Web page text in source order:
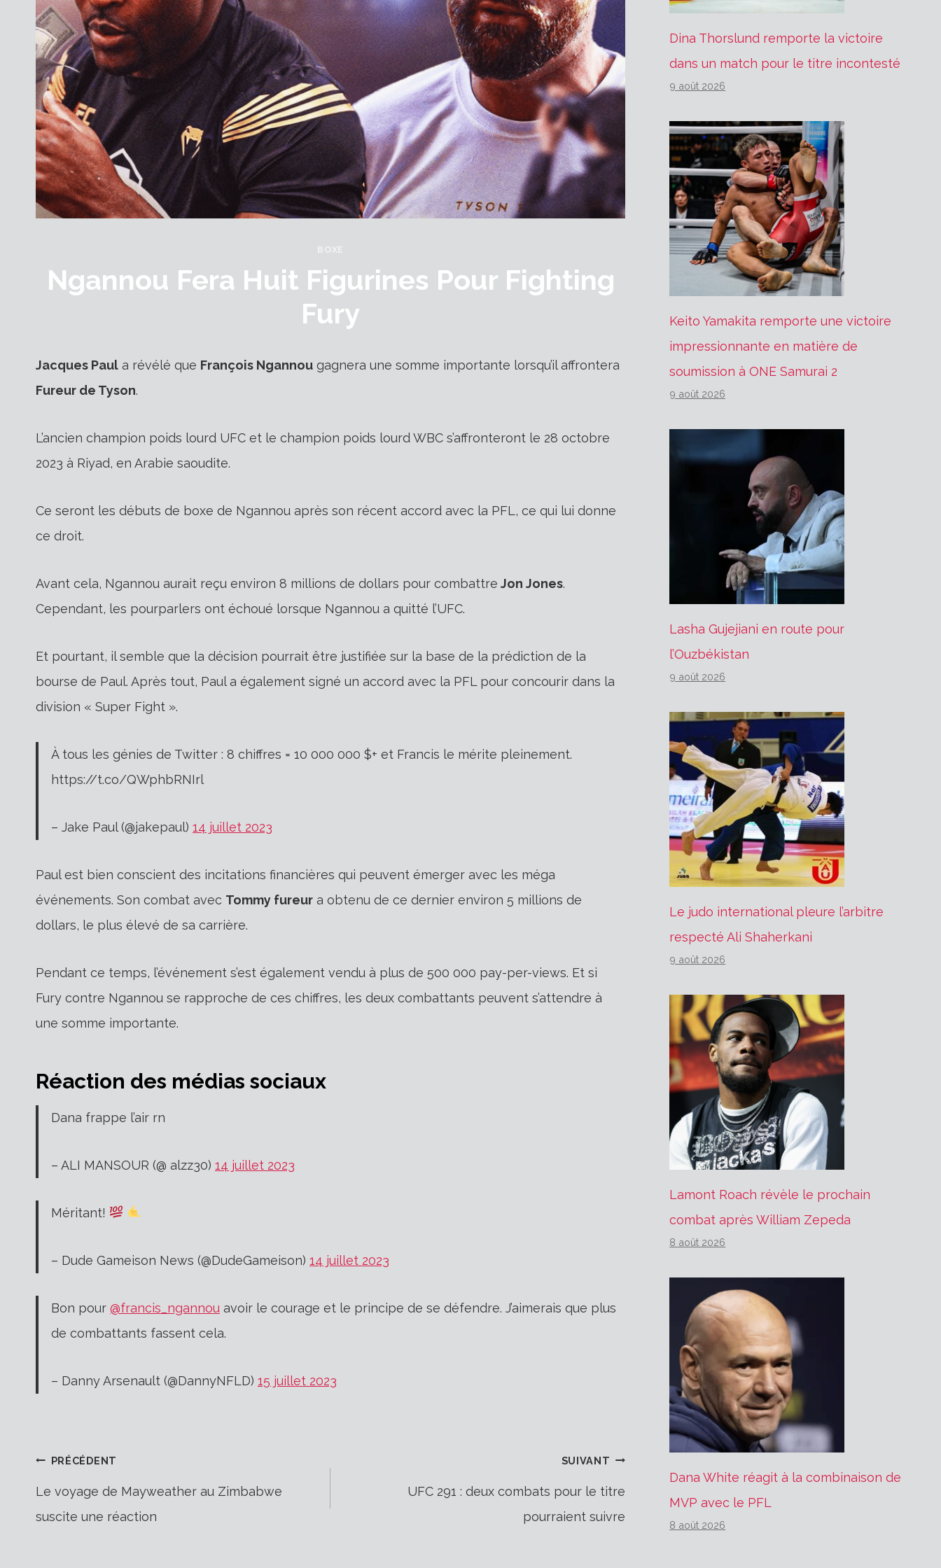
BOXE
Ngannou Fera Huit Figurines Pour Fighting
Fury
Jacques Paul a révélé que François Ngannou gagnera une somme importante lorsqu’il affrontera
Fureur de Tyson.
L’ancien champion poids lourd UFC et le champion poids lourd WBC s’affronteront le 28 octobre
2023 à Riyad, en Arabie saoudite.
Ce seront les débuts de boxe de Ngannou après son récent accord avec la PFL, ce qui lui donne
ce droit.
Avant cela, Ngannou aurait reçu environ 8 millions de dollars pour combattre Jon Jones.
Cependant, les pourparlers ont échoué lorsque Ngannou a quitté l’UFC.
Et pourtant, il semble que la décision pourrait être justifiée sur la base de la prédiction de la
bourse de Paul. Après tout, Paul a également signé un accord avec la PFL pour concourir dans la
division « Super Fight ».
À tous les génies de Twitter : 8 chiffres = 10 000 000 $+ et Francis le mérite pleinement.
https://t.co/QWphbRNIrl
– Jake Paul (@jakepaul) 14 juillet 2023
Paul est bien conscient des incitations financières qui peuvent émerger avec les méga
événements. Son combat avec Tommy fureur a obtenu de ce dernier environ 5 millions de
dollars, le plus élevé de sa carrière.
Pendant ce temps, l’événement s’est également vendu à plus de 500 000 pay-per-views. Et si
Fury contre Ngannou se rapproche de ces chiffres, les deux combattants peuvent s’attendre à
une somme importante.
Réaction des médias sociaux
Dana frappe l’air rn
– ALI MANSOUR (@ alzz30) 14 juillet 2023
Méritant!
– Dude Gameison News (@DudeGameison) 14 juillet 2023
Bon pour @francis_ngannou avoir le courage et le principe de se défendre. J’aimerais que plus
de combattants fassent cela.
– Danny Arsenault (@DannyNFLD) 15 juillet 2023
Navigation
PRÉCÉDENT
Le voyage de Mayweather au Zimbabwe
suscite une réaction
SUIVANT
UFC 291 : deux combats pour le titre
pourraient suivre
Dina Thorslund remporte la victoire
dans un match pour le titre incontesté
9 août 2026
Keito Yamakita remporte une victoire
impressionnante en matière de
soumission à ONE Samurai 2
9 août 2026
Lasha Gujejiani en route pour
l’Ouzbékistan
9 août 2026
Le judo international pleure l’arbitre
respecté Ali Shaherkani
9 août 2026
Lamont Roach révèle le prochain
combat après William Zepeda
8 août 2026
Dana White réagit à la combinaison de
MVP avec le PFL
8 août 2026